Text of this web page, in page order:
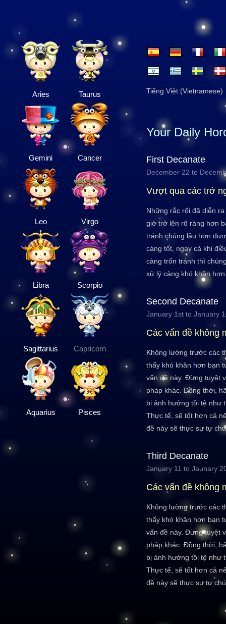
Aries Taurus
Gemini Cancer
Leo Virgo
Libra Scorpio
Sagittarius Capricorn
Aquarius Pisces
Tiếng Việt (Vietnamese)
Your Daily
First Decanate
December 22 to
Vượt qua các trở
Những rắc rối đã diễn
giờ trở lên rõ ràng hơn
tránh chúng lâu hơn
càng tốt, ngay cả khi
càng trốn tránh thì
xử lý càng khó khăn
Second Decanate
January 1st to January
Các vấn đề không
Không lường trước các
thấy khó khăn hơn bạn
vấn đề này. Đừng tuyệt
pháp khác. Đồng thời,
bị ảnh hưởng tồi tệ như
Thực tế, sẽ tốt hơn cả
đề này sẽ thực sự tự
Third Decanate
January 11 to Jaunary
Các vấn đề không
Không lường trước các
thấy khó khăn hơn bạn
vấn đề này. Đừng tuyệt
pháp khác. Đồng thời,
bị ảnh hưởng tồi tệ như
Thực tế, sẽ tốt hơn cả
đề này sẽ thực sự tự